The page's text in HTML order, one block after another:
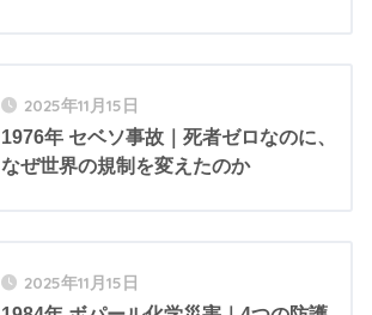
2025年11月15日
1976年 セベソ事故｜死者ゼロなのに、
なぜ世界の規制を変えたのか
2025年11月15日